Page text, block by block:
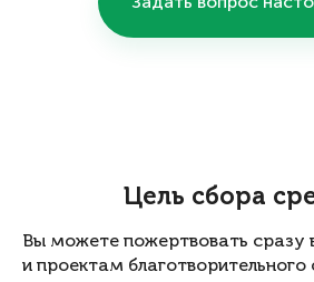
Цель сбора
Вы можете пожертвовать сразу
и проектам